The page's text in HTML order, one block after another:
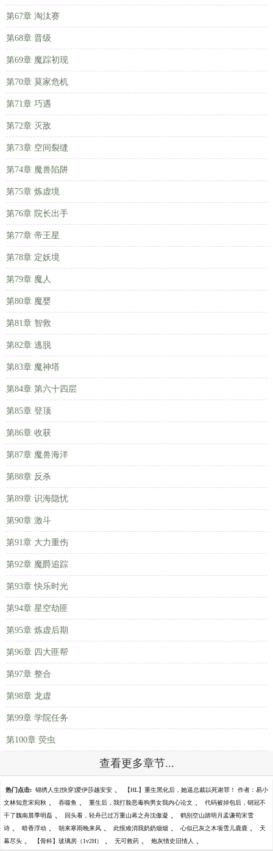
第67章 淘汰赛
第68章 晋级
第69章 魔踪初现
第70章 莫家危机
第71章 巧遇
第72章 灭敌
第73章 空间裂缝
第74章 魔兽陷阱
第75章 炼虚境
第76章 院长出手
第77章 帝王星
第78章 定妖境
第79章 魔人
第80章 魔婴
第81章 智救
第82章 逃脱
第83章 魔神塔
第84章 第六十四层
第85章 登顶
第86章 收获
第87章 魔兽海洋
第88章 反杀
第89章 识海隐忧
第90章 激斗
第91章 大力重伤
第92章 魔爵追踪
第93章 快乐时光
第94章 星空劫匪
第95章 炼虚后期
第96章 四大匪帮
第97章 整合
第98章 龙虚
第99章 学院任务
第100章 荧虫
查看更多章节...
热门点击: 锦绣人生[快穿]爱伊莎越安安 、 【HL】重生黑化后，她逼总裁以死谢罪！ 作者：易小
文林知意宋宛秋 、 吞噬鱼 、 重生后，我打脸恶毒狗男女我内心论文 、 代码被掉包后，销冠不
干了魏南晨季明磊 、 回头看，轻舟已过万重山蒋之舟沈傲凝 、 鹤别空山踏明月孟谦荀宋雪
诗 、 暗香浮动 、 朝来寒雨晚来风 、 此恨难消我奶奶烟烟 、 心似已灰之木项雪儿鹿鹿 、 天
幕尽头 、 【骨科】玻璃房（1v2H） 、 无可救药 、 炮灰情史旧情人 、